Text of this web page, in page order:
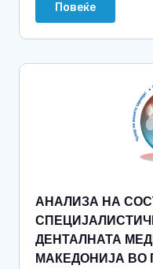
Повеќе
АНАЛИЗА НА
ДЕНТАЛНАТА
МАКЕДОНИЈА ВО